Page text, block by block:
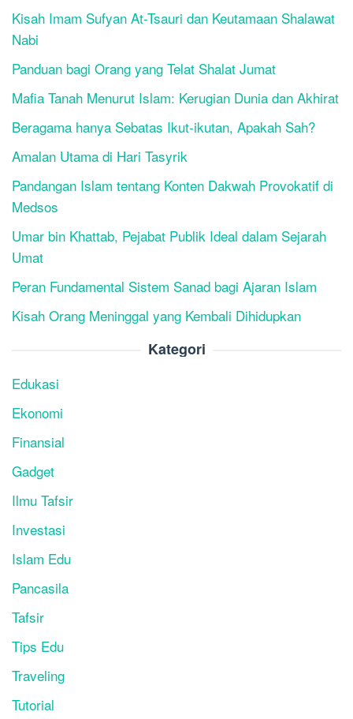
Kisah Imam Sufyan At-Tsauri dan Keutamaan Shalawat
Nabi
Panduan bagi Orang yang Telat Shalat Jumat
Mafia Tanah Menurut Islam: Kerugian Dunia dan Akhirat
Beragama hanya Sebatas Ikut-ikutan, Apakah Sah?
Amalan Utama di Hari Tasyrik
Pandangan Islam tentang Konten Dakwah Provokatif di
Medsos
Umar bin Khattab, Pejabat Publik Ideal dalam Sejarah
Umat
Peran Fundamental Sistem Sanad bagi Ajaran Islam
Kisah Orang Meninggal yang Kembali Dihidupkan
Kategori
Edukasi
Ekonomi
Finansial
Gadget
Ilmu Tafsir
Investasi
Islam Edu
Pancasila
Tafsir
Tips Edu
Traveling
Tutorial